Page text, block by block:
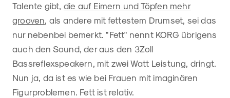
Talente gibt, die auf Eimern und Töpfen mehr
grooven, als andere mit fettestem Drumset, sei das
nur nebenbei bemerkt. "Fett" nennt KORG übrigens
auch den Sound, der aus den 3Zoll
Bassreflexspeakern, mit zwei Watt Leistung, dringt.
Nun ja, da ist es wie bei Frauen mit imaginären
Figurproblemen. Fett ist relativ.